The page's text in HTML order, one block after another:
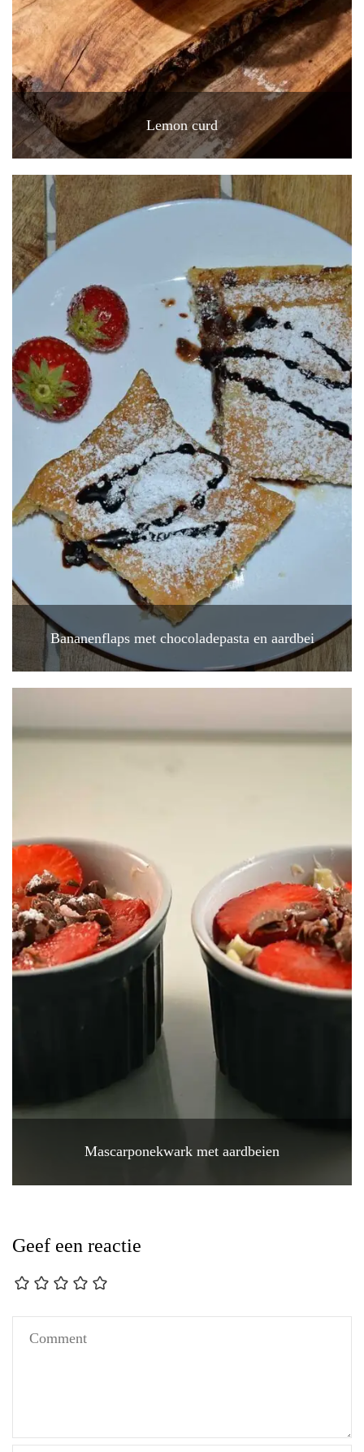
Lemon curd
Bananenflaps met chocoladepasta en aardbei
Mascarponekwark met aardbeien
Geef een reactie